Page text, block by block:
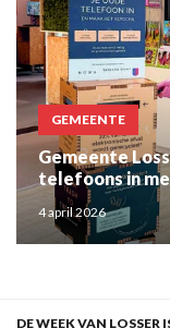
GEMEENTE
Gemeente
telefoons in
4 april 2026
DE WEEK VAN LOSSER